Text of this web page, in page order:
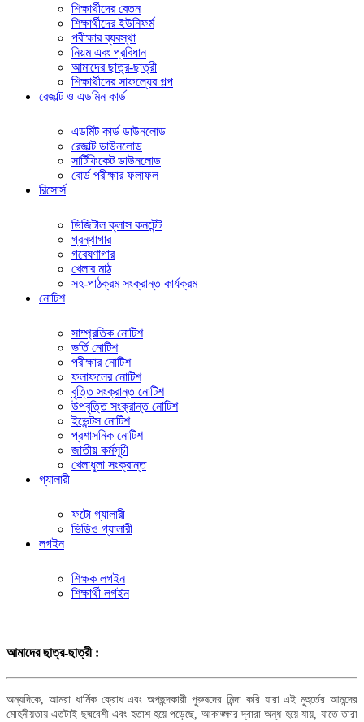
শিক্ষার্থীদের বেতন
শিক্ষার্থীদের ইউনিফর্ম
পরীক্ষার ব্যবস্থা
নিয়ম এবং প্রবিধান
আমাদের ছাত্র-ছাত্রী
শিক্ষার্থীদের সাফল্যের গল্প
রেজাল্ট ও এডমিন কার্ড
এডমিট কার্ড ডাউনলোড
রেজাল্ট ডাউনলোড
সার্টিফিকেট ডাউনলোড
বোর্ড পরীক্ষার ফলাফল
রিসোর্স
ডিজিটাল ক্লাস কনটেন্ট
গ্রন্থাগার
গবেষণাগার
খেলার মাঠ
সহ-পাঠক্রম সংক্রান্ত কার্যক্রম
নোটিশ
সাম্প্রতিক নোটিশ
ভর্তি নোটিশ
পরীক্ষার নোটিশ
ফলাফলের নোটিশ
বৃত্তি সংক্রান্ত নোটিশ
উপবৃত্তি সংক্রান্ত নোটিশ
ইভেন্টস নোটিশ
প্রশাসনিক নোটিশ
জাতীয় কর্মসূচী
খেলাধুলা সংক্রান্ত
গ্যালারী
ফটো গ্যালারী
ভিডিও গ্যালারী
লগইন
শিক্ষক লগইন
শিক্ষার্থী লগইন
আমাদের ছাত্র-ছাত্রী :
অন্যদিকে, আমরা ধার্মিক ক্রোধ এবং অপছন্দকারী পুরুষদের নিন্দা করি যারা এই মুহুর্তের আনন্দের
মোহনীয়তায় এতটাই ছদ্মবেশী এবং হতাশ হয়ে পড়েছে, আকাঙ্ক্ষার দ্বারা অন্ধ হয়ে যায়, যাতে তারা